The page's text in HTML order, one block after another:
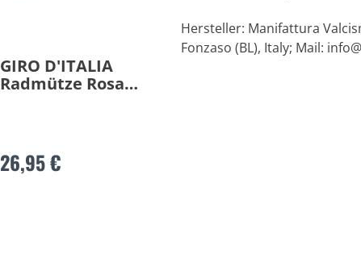
GIRO D'ITALIA
Radmütze Rosa
26,95 €
Hersteller: Manifattura
Fonzaso (BL), Italy; Mail: